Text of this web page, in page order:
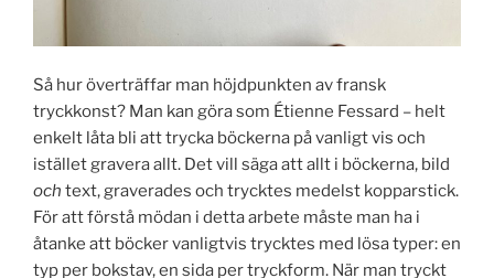
Så hur överträffar man höjdpunkten av fransk
tryckkonst? Man kan göra som Étienne Fessard – helt
enkelt låta bli att trycka böckerna på vanligt vis och
istället gravera allt. Det vill säga att allt i böckerna, bild
och text, graverades och trycktes medelst kopparstick.
För att förstå mödan i detta arbete måste man ha i
åtanke att böcker vanligtvis trycktes med lösa typer: en
typ per bokstav, en sida per tryckform. När man tryckt